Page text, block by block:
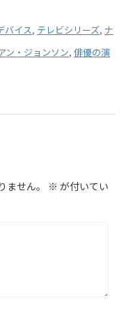
バイス, テレビシリーズ, ナ
ン・ジョンソン, 俳優の演
せん。 ※ が付いてい